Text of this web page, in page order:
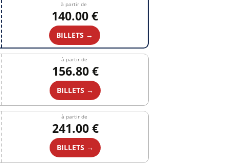
à partir de
140.00 €
BILLETS →
à partir de
156.80 €
BILLETS →
à partir de
241.00 €
BILLETS →